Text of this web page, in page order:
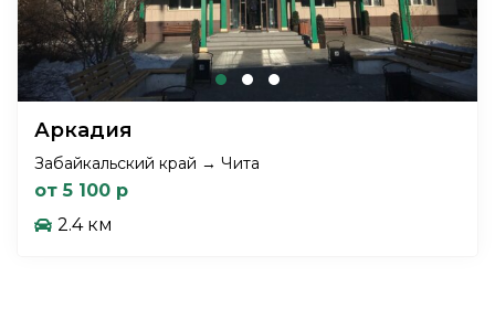
Аркадия
Забайкальский край → Чита
от 5 100 р
2.4 км